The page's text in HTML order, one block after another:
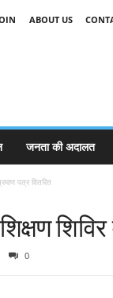
ABOUT US
जनता की अदालत
पत्र वितरित
0